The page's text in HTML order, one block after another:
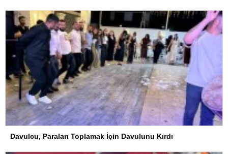
Davulcu, Paraları Toplamak İçin Davulunu Kırdı